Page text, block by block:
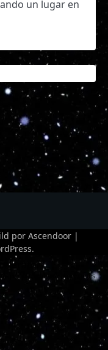
un lugar en
por Ascendoor |
.
people and search engines.